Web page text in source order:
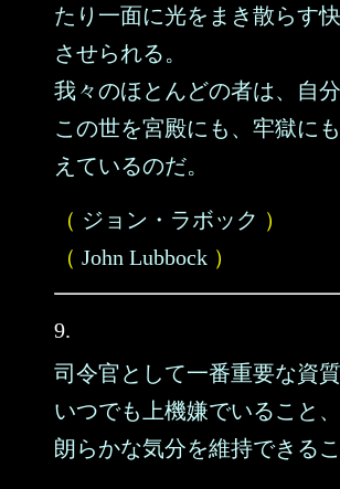
たり一面に光をまき散らす
させられる。
我々のほとんどの者は、自
この世を宮殿にも、牢獄に
えているのだ。
（ ジョン・ラボック ）
（ John Lubbock ）
9.
司令官として一番重要な資質
いつでも上機嫌でいること、
朗らかな気分を維持できるこ